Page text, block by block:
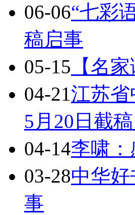
06-06“七彩
稿启事
05-15 【名
04-21江苏省
5月20日截稿
04-14李啸
03-28中华
事